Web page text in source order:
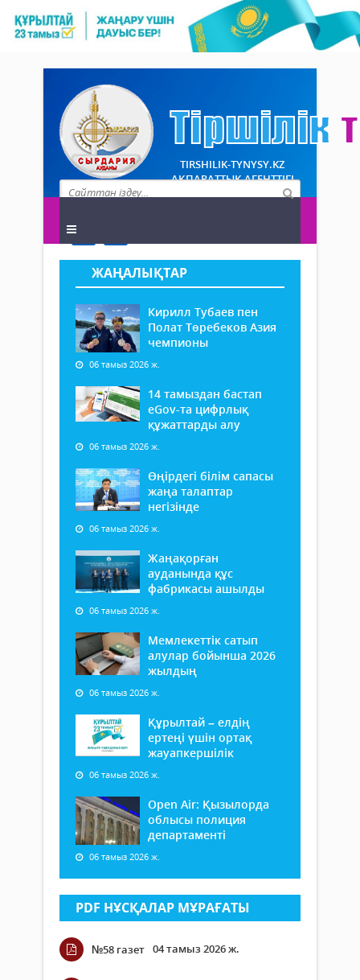
TIRSHILIK-TYNYSY.KZ
АҚПАРАТТЫҚ АГЕНТТІГІ
ЖАҢАЛЫҚТАР
Кирилл Тубаев пен
Полат Төребеков Азия
чемпионы
06 тамыз 2026 ж.
14 тамыздан бастап
еGov-та цифрлық
құжаттарды алу
06 тамыз 2026 ж.
Өңірдегі білім сапасы
жаңа талаптар
негізінде
06 тамыз 2026 ж.
Жаңақорған
ауданында құс
фабрикасы ашылды
06 тамыз 2026 ж.
Мемлекеттік сатып
алулар бойынша 2026
жылдың
06 тамыз 2026 ж.
Құрылтай – елдің
ертеңі үшін ортақ
жауапкершілік
06 тамыз 2026 ж.
Open Air: Қызылорда
облысы полиция
департаменті
06 тамыз 2026 ж.
PDF НҰСҚАЛАР МҰРАҒАТЫ
№58 газет 04 тамыз 2026 ж.